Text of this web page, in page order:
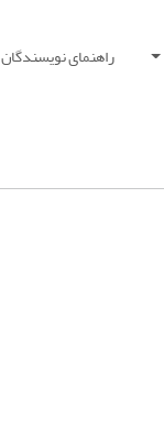
راهنمای نویسندگان